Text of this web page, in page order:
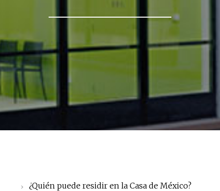
¿Quién puede residir en la Casa de México?